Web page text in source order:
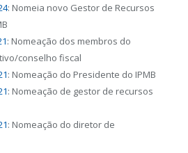
: Nomeia novo Gestor de Recursos
: Nomeação dos membros do
conselho fiscal
: Nomeação do Presidente do IPMB
: Nomeação de gestor de recursos
: Nomeação do diretor de